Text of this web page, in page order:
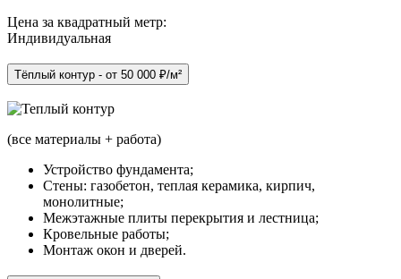
Цена за квадратный метр:
Индивидуальная
Тёплый контур - от 50 000 ₽/м²
(все материалы + работа)
Устройство фундамента;
Стены: газобетон, теплая керамика, кирпич,
монолитные;
Межэтажные плиты перекрытия и лестница;
Кровельные работы;
Монтаж окон и дверей.